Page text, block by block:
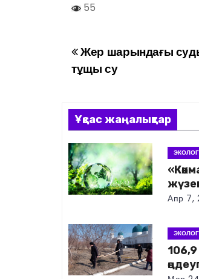
55
Н
а
в
и
г
а
и
я
Жер шарындағы
тұщы су
Ұқсас жаңалықтар
Апр 7,